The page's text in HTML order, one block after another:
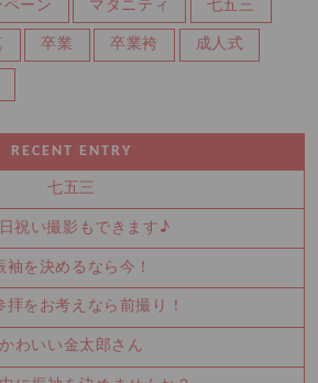
ペーン マタニティ 七五三
卒業 卒業袴 成人式
RECENT ENTRY
七五三
祝い撮影もできます♪
袖を決めるなら今！
拝をお考えなら前撮り！
かわいい金太郎さん